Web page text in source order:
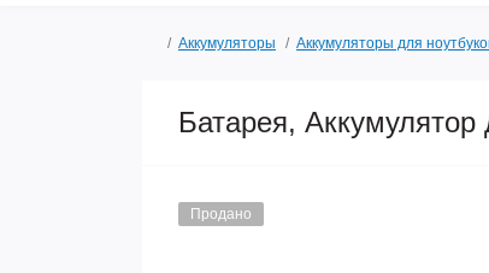
Аккумуляторы Аккумуляторы для
Батарея,
Продано